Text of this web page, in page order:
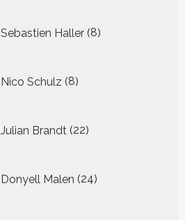
Sebastien Haller 8
producten
Nico Schulz 8
producten
Julian Brandt 22
producten
Donyell Malen 24
producten